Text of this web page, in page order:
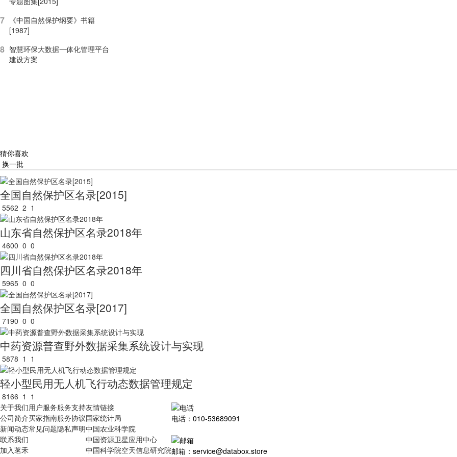
7
《中国自然保护纲要》书籍
[1987]
8 智慧环保大数据一体化管理平台
建设方案
猜你喜欢
换一批
全国自然保护区名录[2015]
5562 2 1
山东省自然保护区名录2018年
4600 0 0
四川省自然保护区名录2018年
5965 0 0
全国自然保护区名录[2017]
7190 0 0
中药资源普查野外数据采集系统设计与实现
5878 1 1
轻小型民用无人机飞行动态数据管理规定
8166 1 1
关于我们
公司简介
新闻动态
联系我们
加入茗禾
用户服务
买家指南
常见问题
服务支持
服务协议
隐私声明
友情链接
国家统计局
中国农业科学院
中国资源卫星应用中心
中国科学院空天信息研究院
电话：010-53689091
邮箱：service@databox.store